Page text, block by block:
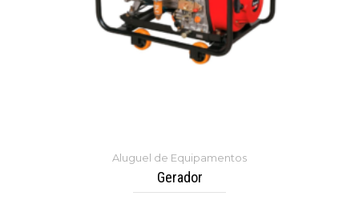
Aluguel de Equipamentos
Gerador